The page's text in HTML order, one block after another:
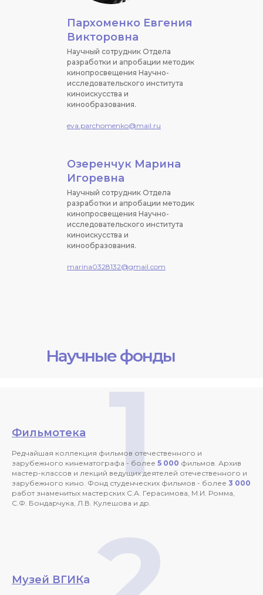
Пархоменко Евгения
Викторовна
Научный сотрудник Отдела
разработки и апробации методик
кинопросвещения Научно-
исследовательского института
киноискусства и
кинообразования.
eva.parchomenko@mail.ru
Озеренчук Марина
Игоревна
Научный сотрудник Отдела
разработки и апробации методик
кинопросвещения Научно-
исследовательского института
киноискусства и
кинообразования.
marina0328132@gmail.com
Научные фонды
Фильмотека
Редчайшая коллекция фильмов отечественного и
зарубежного кинематографа - более 5 000 фильмов. Архив
мастер-классов и лекций ведущих деятелей отечественного и
зарубежного кино. Фонд студенческих фильмов - более 3 000
работ знаменитых мастерских С.А. Герасимова, М.И. Ромма,
С.Ф. Бондарчука, Л.В. Кулешова и др.
1
Музей ВГИКа